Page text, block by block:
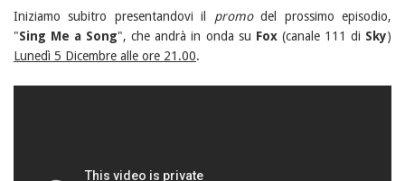
Iniziamo subitro presentandovi il promodel prossimo episodio,
"Sing Me a Song", che andrà in onda su Fox(canale 111 di Sky)
Lunedì 5 Dicembre alle ore 21.00.